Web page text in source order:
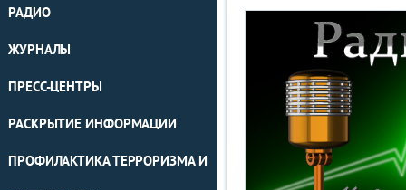
РАДИО
ЖУРНАЛЫ
ПРЕСС-ЦЕНТРЫ
РАСКРЫТИЕ ИНФОРМАЦИИ
ПРОФИЛАКТИКА ТЕРРОРИЗМА И